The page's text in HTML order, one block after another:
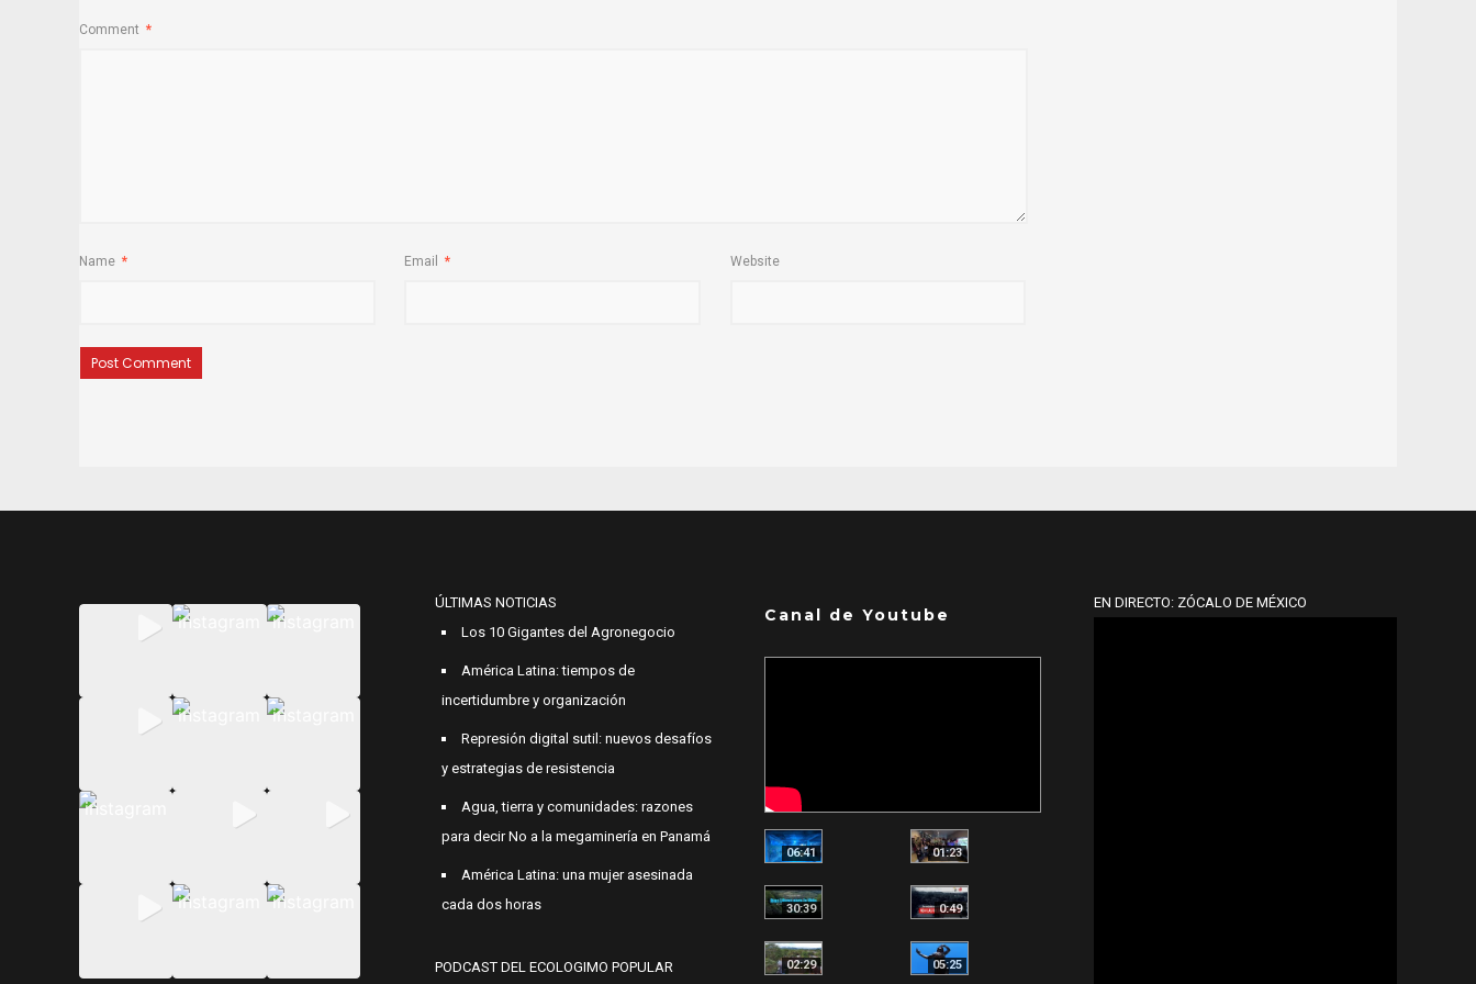
Comment *
Name * Email * Website
ÚLTIMAS NOTICIAS
Los 10 Gigantes del Agronegocio
América Latina: tiempos de
incertidumbre y organización
Represión digital sutil: nuevos desafíos
y estrategias de resistencia
Agua, tierra y comunidades: razones
para decir No a la megaminería en Panamá
América Latina: una mujer asesinada
cada dos horas
PODCAST DEL ECOLOGIMO POPULAR
Canal de Youtube
06:41 01:23
30:39 0:49
02:29 05:25
EN DIRECTO: ZÓCALO DE MÉXICO